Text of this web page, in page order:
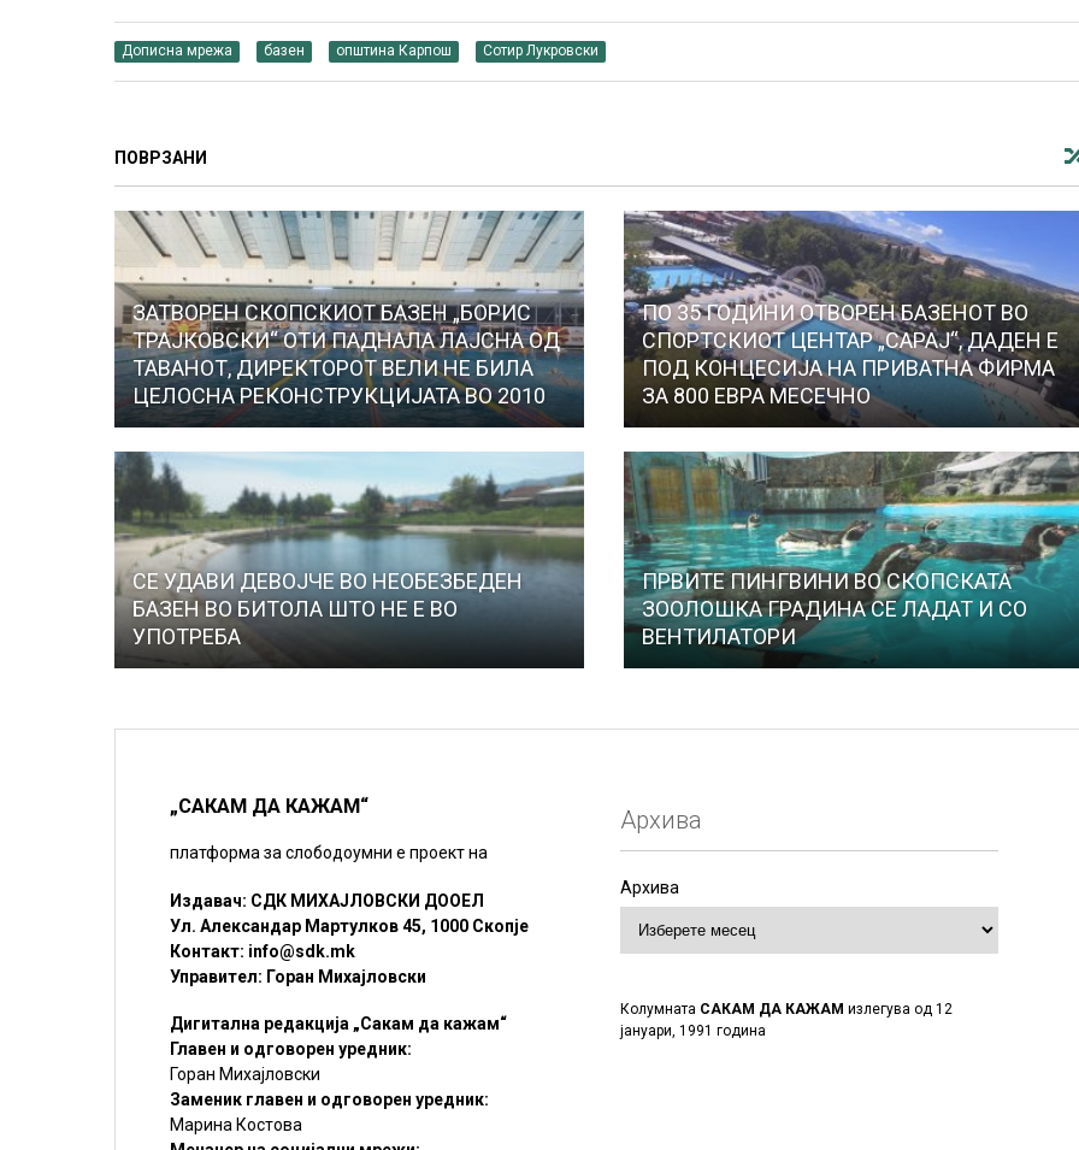
Дописна мрежа базен општина Карпош Сотир Лукровски
ПОВРЗАНИ
ЗАТВОРЕН СКОПСКИОТ БАЗЕН „БОРИС
ТРАЈКОВСКИ“ ОТИ ПАДНАЛА ЛАЈСНА ОД
ТАВАНОТ, ДИРЕКТОРОТ ВЕЛИ НЕ БИЛА
ЦЕЛОСНА РЕКОНСТРУКЦИЈАТА ВО 2010
ПО 35 ГОДИНИ ОТВОРЕН БАЗЕНОТ ВО
СПОРТСКИОТ ЦЕНТАР „САРАЈ“, ДАДЕН Е
ПОД КОНЦЕСИЈА НА ПРИВАТНА ФИРМА
ЗА 800 ЕВРА МЕСЕЧНО
СЕ УДАВИ ДЕВОЈЧЕ ВО НЕОБЕЗБЕДЕН
БАЗЕН ВО БИТОЛА ШТО НЕ Е ВО
УПОТРЕБА
ПРВИТЕ ПИНГВИНИ ВО СКОПСКАТА
ЗООЛОШКА ГРАДИНА СЕ ЛАДАТ И СО
ВЕНТИЛАТОРИ
„САКАМ ДА КАЖАМ“
платформа за слободоумни е проект на
Издавач: СДК МИХАЈЛОВСКИ ДООЕЛ
Ул. Александар Мартулков 45, 1000 Скопје
Контакт: info@sdk.mk
Управител: Горан Михајловски
Дигитална редакција „Сакам да кажам“
Главен и одговорен уредник:
Горан Михајловски
Заменик главен и одговорен уредник:
Марина Костова
Архива
Архива
Колумната САКАМ ДА КАЖАМ излегува од 12
јануари, 1991 година